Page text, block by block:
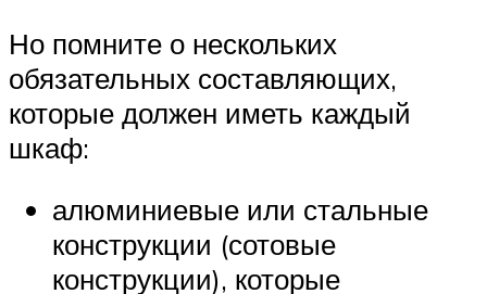
Но помните о нескольких
обязательных составляющих,
которые должен иметь каждый
шкаф:
алюминиевые или стальные
конструкции (сотовые
конструкции), которые